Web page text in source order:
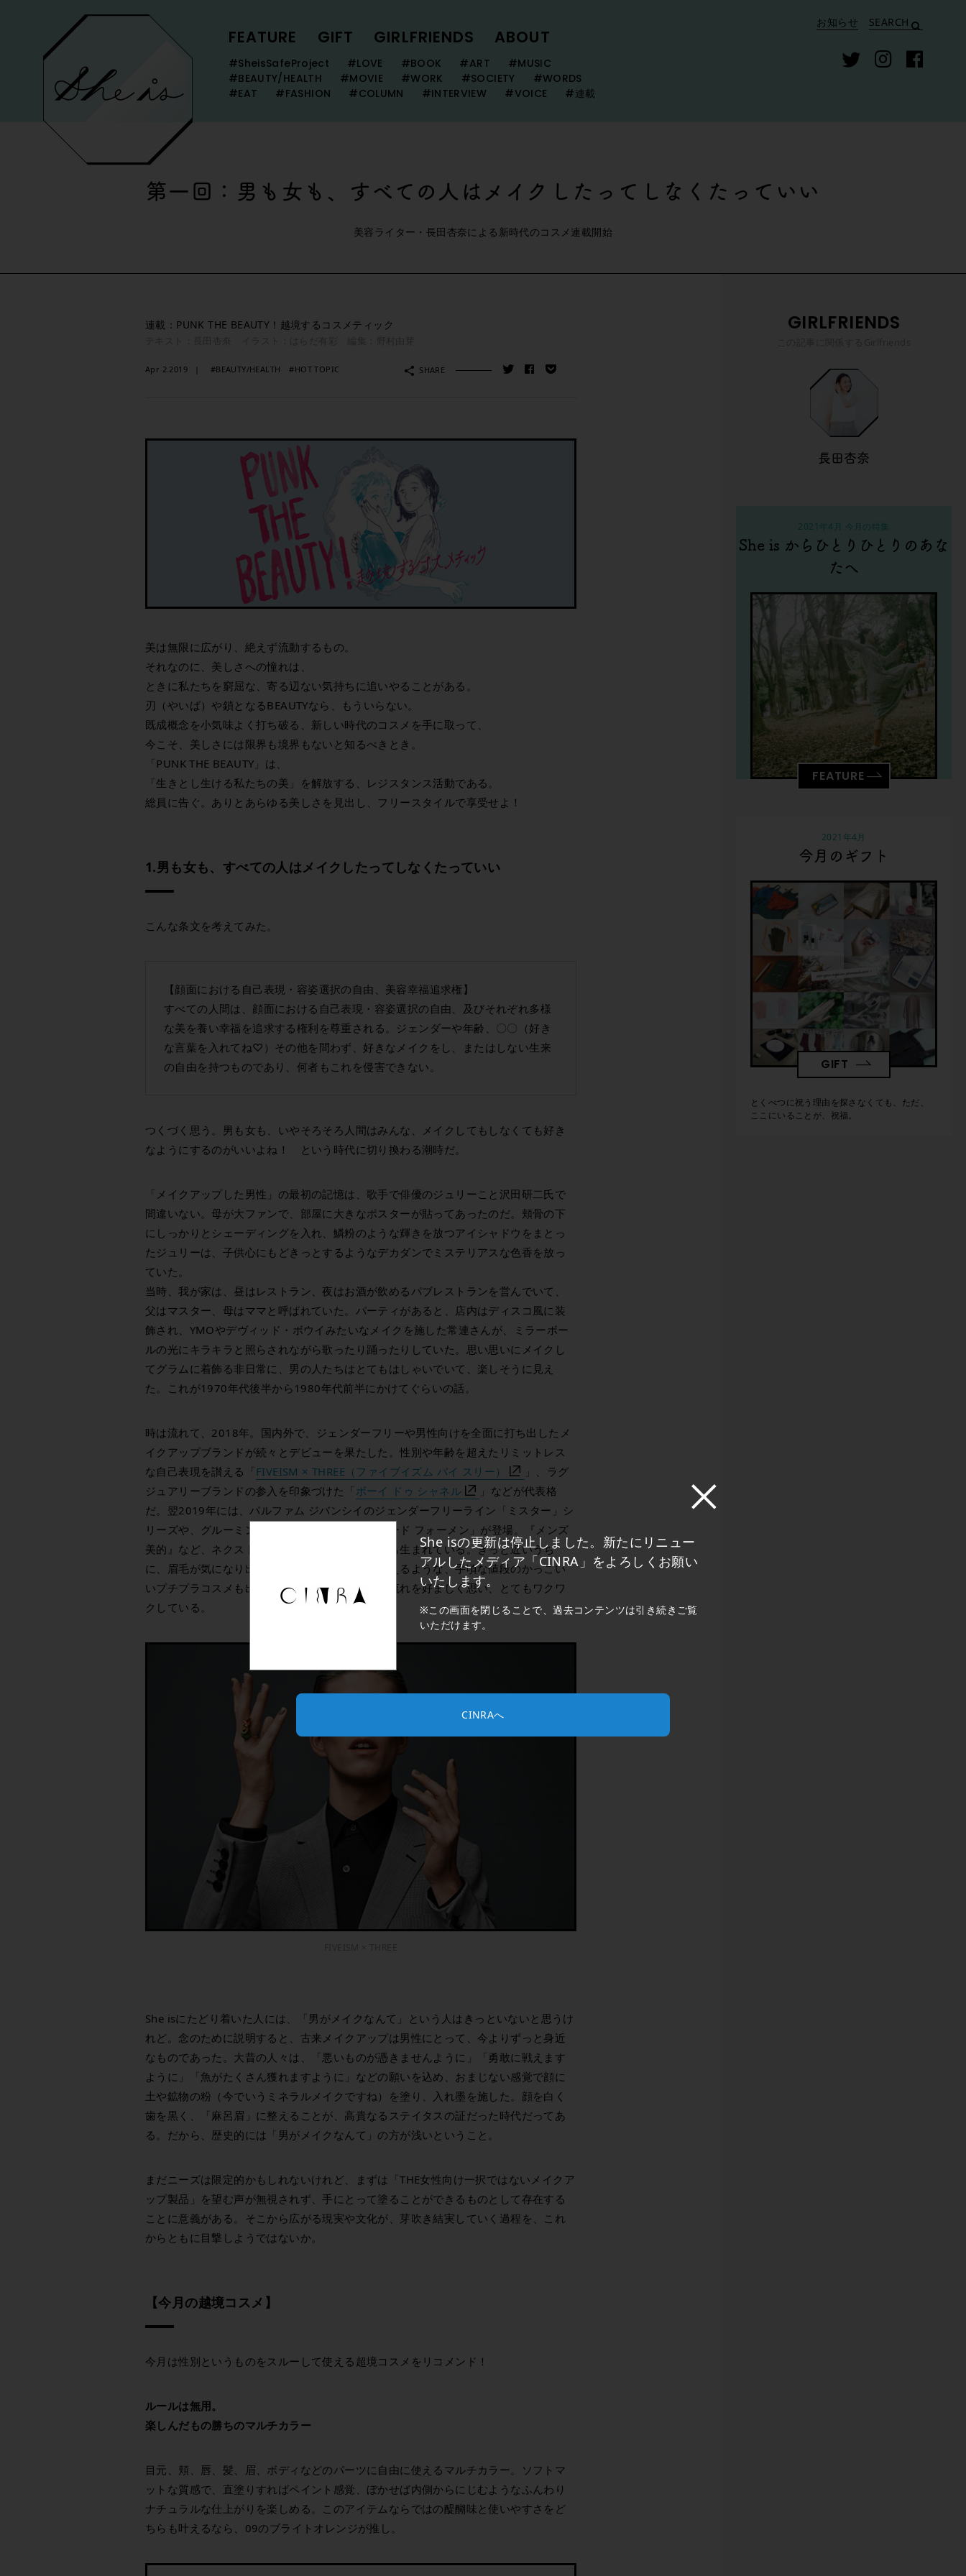
She isの更新は停止しました。新たにリニュー
アルしたメディア「CINRA」をよろしくお願い
いたします。
※この画面を閉じることで、過去コンテンツは引き続きご覧
いただけます。
CINRAへ
FEATURE GIFT GIRLFRIENDS ABOUT
#SheisSafeProject #LOVE #BOOK #ART
#MUSIC
#BEAUTY/HEALTH
#MOVIE #WORK #SOCIETY
#WORDS
#EAT
#FASHION #COLUMN #INTERVIEW #VOICE #連載
お知らせ SEARCH
第一回：男も女も、すべての人はメイクしたってしなくたっていい
美容ライター・長田杏奈による新時代のコスメ連載開始
連載：PUNK THE BEAUTY！越境するコスメティック
Apr 2.2019 #BEAUTY/HEALTH #HOT TOPIC SHARE
美は無限に広がり、絶えず流動するもの。
それなのに、美しさへの憧れは、
ときに私たちを窮屈な、寄る辺ない気持ちに追いやることがある。
刃（やいば）や鎖となるBEAUTYなら、もういらない。
既成概念を小気味よく打ち破る、新しい時代のコスメを手に取って、
今こそ、美しさには限界も境界もないと知るべきとき。
「PUNK THE BEAUTY」は、
「生きとし生ける私たちの美」を解放する、レジスタンス活動である。
総員に告ぐ。ありとあらゆる美しさを見出し、フリースタイルで享受せよ！
1.男も女も、すべての人はメイクしたってしなくたっていい
こんな条文を考えてみた。
【顔面における自己表現・容姿選択の自由、美容幸福追求権】
すべての人間は、顔面における自己表現・容姿選択の自由、及びそれぞれ多様
な美を養い幸福を追求する権利を尊重される。ジェンダーや年齢、〇〇（好き
な言葉を入れてね♡）その他を問わず、好きなメイクをし、またはしない生来
の自由を持つものであり、何者もこれを侵害できない。
つくづく思う。男も女も、いやそろそろ人間はみんな、メイクしてもしなくても好き
なようにするのがいいよね！ という時代に切り換わる潮時だ。
「メイクアップした男性」の最初の記憶は、歌手で俳優のジュリーこと沢田研二氏で
間違いない。母が大ファンで、部屋に大きなポスターが貼ってあったのだ。頬骨の下
にしっかりとシェーディングを入れ、鱗粉のような輝きを放つアイシャドウをまとっ
たジュリーは、子供心にもどきっとするようなデカダンでミステリアスな色香を放っ
ていた。
当時、我が家は、昼はレストラン、夜はお酒が飲めるパブレストランを営んでいて、
父はマスター、母はママと呼ばれていた。パーティがあると、店内はディスコ風に装
飾され、YMOやデヴィッド・ボウイみたいなメイクを施した常連さんが、ミラーボー
ルの光にキラキラと照らされながら歌ったり踊ったりしていた。思い思いにメイクし
てグラムに着飾る非日常に、男の人たちはとてもはしゃいでいて、楽しそうに見え
た。これが1970年代後半から1980年代前半にかけてぐらいの話。
時は流れて、2018年。国内外で、ジェンダーフリーや男性向けを全面に打ち出したメ
イクアップブランドが続々とデビューを果たした。性別や年齢を超えたリミットレス
な自己表現を讃える「 FIVEISM × THREE（ファイブイズム バイ スリー）
」、ラグ
ジュアリーブランドの参入を印象づけた「 ボーイ ドゥ シャネル
」などが代表格
だ。翌2019年には、パルファム ジバンシイのジェンダーフリーライン「ミスター」シ
リーズや、グルーミングを進化させた「トムフォード フォーメン」が登場。『メンズ
美的』など、ネクストレベルの男性向け美容企画も生まれている。きっと近いうち
に、眉毛が気になり出した中学生がお小遣いで買えるような、手頃な値段のかっこい
いプチプラコスメも出てくるにちがいない。この流れを好ましく思い、とてもワクワ
クしている。
She isにたどり着いた人には、「男がメイクなんて」という人はきっといないと思うけ
れど。念のために説明すると、古来メイクアップは男性にとって、今よりずっと身近
なものであった。大昔の人々は、「悪いものが憑きませんように」「勇敢に戦えます
ように」「魚がたくさん獲れますように」などの願いを込め、おまじない感覚で顔に
土や鉱物の粉（今でいうミネラルメイクですね）を塗り、入れ墨を施した。顔を白く
歯を黒く、「麻呂眉」に整えることが、高貴なるステイタスの証だった時代だってあ
る。だから、歴史的には「男がメイクなんて」の方が浅いということ。
まだニーズは限定的かもしれないけれど、まずは「THE女性向け一択ではないメイクア
ップ製品」を望む声が無視されず、手にとって塗ることができるものとして存在する
ことに意義がある。そこから広がる現実や文化が、芽吹き結実していく過程を、これ
からともに目撃しようではないか。
【今月の越境コスメ】
今月は性別というものをスルーして使える超境コスメをリコメンド！
ルールは無用。
楽しんだもの勝ちのマルチカラー
目元、頬、唇、髪、眉、ボディなどのパーツに自由に使えるマルチカラー。ソフトマ
ットな質感で、直塗りすればペイント感覚、ぼかせば内側からにじむようなふんわり
ナチュラルな仕上がりを楽しめる。このアイテムならではの醍醐味と使いやすさをど
ちらも叶えるなら、09のブライトオレンジが推し。
GIRLFRIENDS
長田杏奈
2021年4月 今月の特集
She is からひとりひとりのあな
たへ
FEATURE
2021年4月
今月のギフト
GIFT
とくべつに祝う理由を探さなくても、ただ、
ここにいることが、祝福。